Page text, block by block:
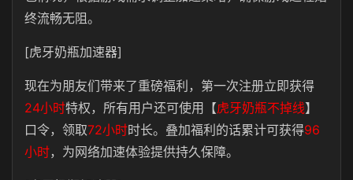
终流畅无阻。
[虎牙奶瓶加速器]
现在为朋友们带来了重磅福利，第一次注册立即获得
24小时特权，所有用户还可使用【虎牙奶瓶不掉线】
口令，领取72小时时长。叠加福利的话累计可获得96
小时，为网络加速体验提供持久保障。